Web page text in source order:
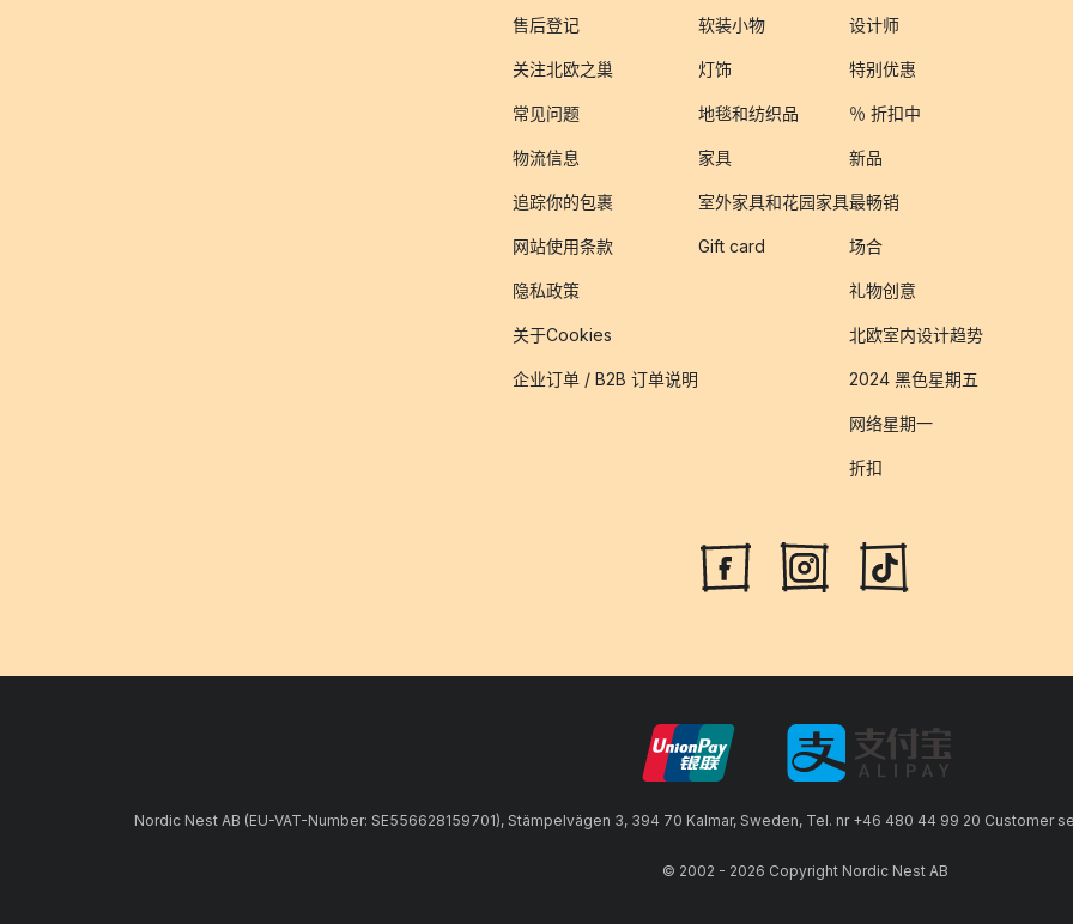
售后登记
关注北欧之巢
常见问题
物流信息
追踪你的包裹
网站使用条款
隐私政策
关于Cookies
企业订单 / B2B 订单说明
软装小物
灯饰
地毯和纺织品
家具
室外家具和花园家具
Gift card
设计师
特别优惠
％ 折扣中
新品
最畅销
场合
礼物创意
北欧室内设计趋势
2024 黑色星期五
网络星期一
折扣
Nordic Nest AB (EU-VAT-Number: SE556628159701), Stämpelvägen 3, 394 70 Kalmar, Sweden, Tel. nr +46 480 44 99 20 Customer
© 2002 - 2026 Copyright Nordic Nest AB